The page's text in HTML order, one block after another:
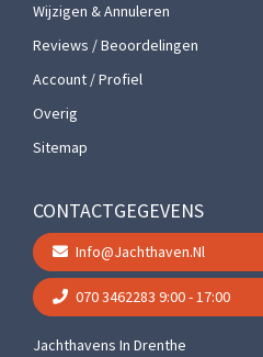
Wijzigen & Annuleren
Reviews / Beoordelingen
Account / Profiel
Overig
Sitemap
CONTACTGEGEVENS
Info@jachthaven.nl
070 3462283 9:00 - 17:00
Jachthavens In Drenthe